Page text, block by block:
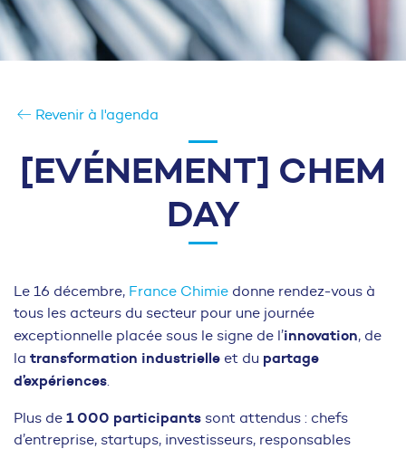
Revenir à l'agenda
[EVÉNEMENT] CHEM
DAY
Le 16 décembre, France Chimie donne rendez-vous à
tous les acteurs du secteur pour une journée
exceptionnelle placée sous le signe de l’innovation, de
la transformation industrielle et du partage
d’expériences
Plus de 1 000 participants sont attendus : chefs
d’entreprise, startups, investisseurs, responsables